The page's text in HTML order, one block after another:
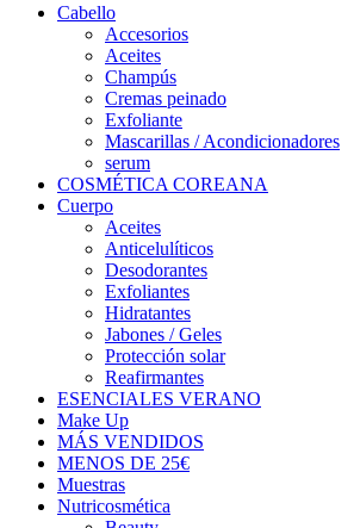
Cabello
Accesorios
Aceites
Champús
Cremas peinado
Exfoliante
Mascarillas / Acondicionadores
serum
COSMÉTICA COREANA
Cuerpo
Aceites
Anticelulíticos
Desodorantes
Exfoliantes
Hidratantes
Jabones / Geles
Protección solar
Reafirmantes
ESENCIALES VERANO
Make Up
MÁS VENDIDOS
MENOS DE 25€
Muestras
Nutricosmética